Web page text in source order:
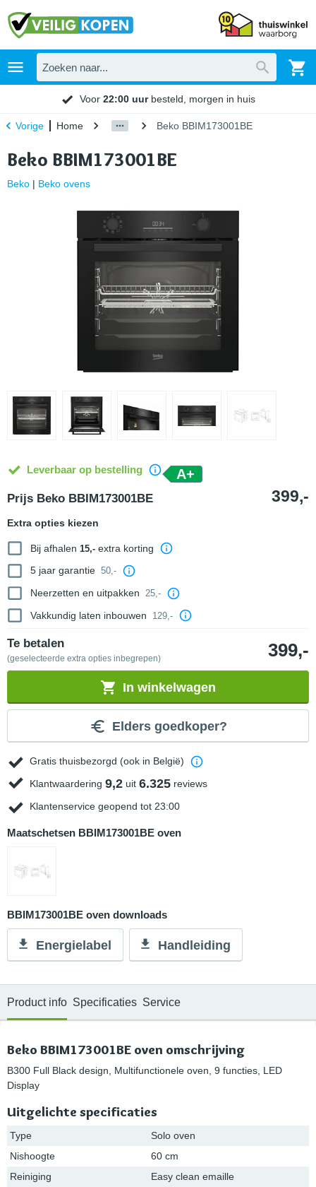
Voor 22:00 uurbesteld, morgen in huis
Vorige Home Beko BBIM173001BE
Beko BBIM173001BE
Beko | Beko ovens
Leverbaar op bestelling A+
Prijs Beko BBIM173001BE 399,-
Extra opties kiezen
Bij afhalen 15,-extra korting
5 jaar garantie 50,-
Neerzetten en uitpakken 25,-
Vakkundig laten inbouwen 129,-
Te betalen
(geselecteerde extra opties inbegrepen) 399,-
In winkelwagen
Elders goedkoper?
Gratis thuisbezorgd (ook in België)
Klantwaardering 9,2 uit 6.325 reviews
Klantenservice geopend tot 23:00
Maatschetsen BBIM173001BE oven
BBIM173001BE oven downloads
Energielabel Handleiding
Product info Specificaties Service
Beko BBIM173001BE oven omschrijving
B300 Full Black design, Multifunctionele oven, 9 functies, LED
Display
Uitgelichte specificaties
Type
Solo oven
Nishoogte
60 cm
Reiniging
Easy clean emaille